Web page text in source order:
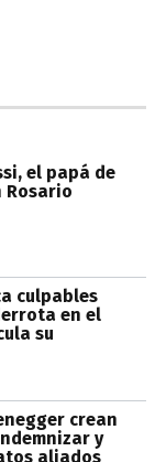
el papá de
Rosario
culpables
en el
su
crean
y
aliados